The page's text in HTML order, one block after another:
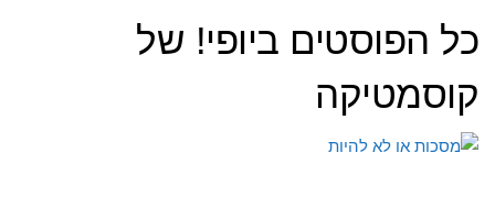
כל הפוסטים ביופי! של
קוסמטיקה